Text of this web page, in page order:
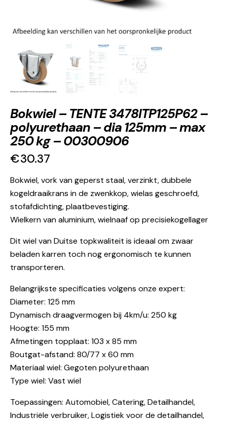
Bokwiel – TENTE 3478ITP125P62 –
polyurethaan – dia 125mm – max
250 kg – 00300906
€30.37
Bokwiel, vork van geperst staal, verzinkt, dubbele
kogeldraaikrans in de zwenkkop, wielas geschroefd,
stofafdichting, plaatbevestiging.
Wielkern van aluminium, wielnaaf op precisiekogellager
Dit wiel van Duitse topkwaliteit is ideaal om zwaar
beladen karren toch nog ergonomisch te kunnen
transporteren.
Belangrijkste specificaties volgens onze expert:
Diameter: 125 mm
Dynamisch draagvermogen bij 4km/u: 250 kg
Hoogte: 155 mm
Afmetingen topplaat: 103 x 85 mm
Boutgat-afstand: 80/77 x 60 mm
Materiaal wiel: Gegoten polyurethaan
Type wiel: Vast wiel
Toepassingen: Automobiel, Catering, Detailhandel,
Industriële verbruiker, Logistiek voor de detailhandel,